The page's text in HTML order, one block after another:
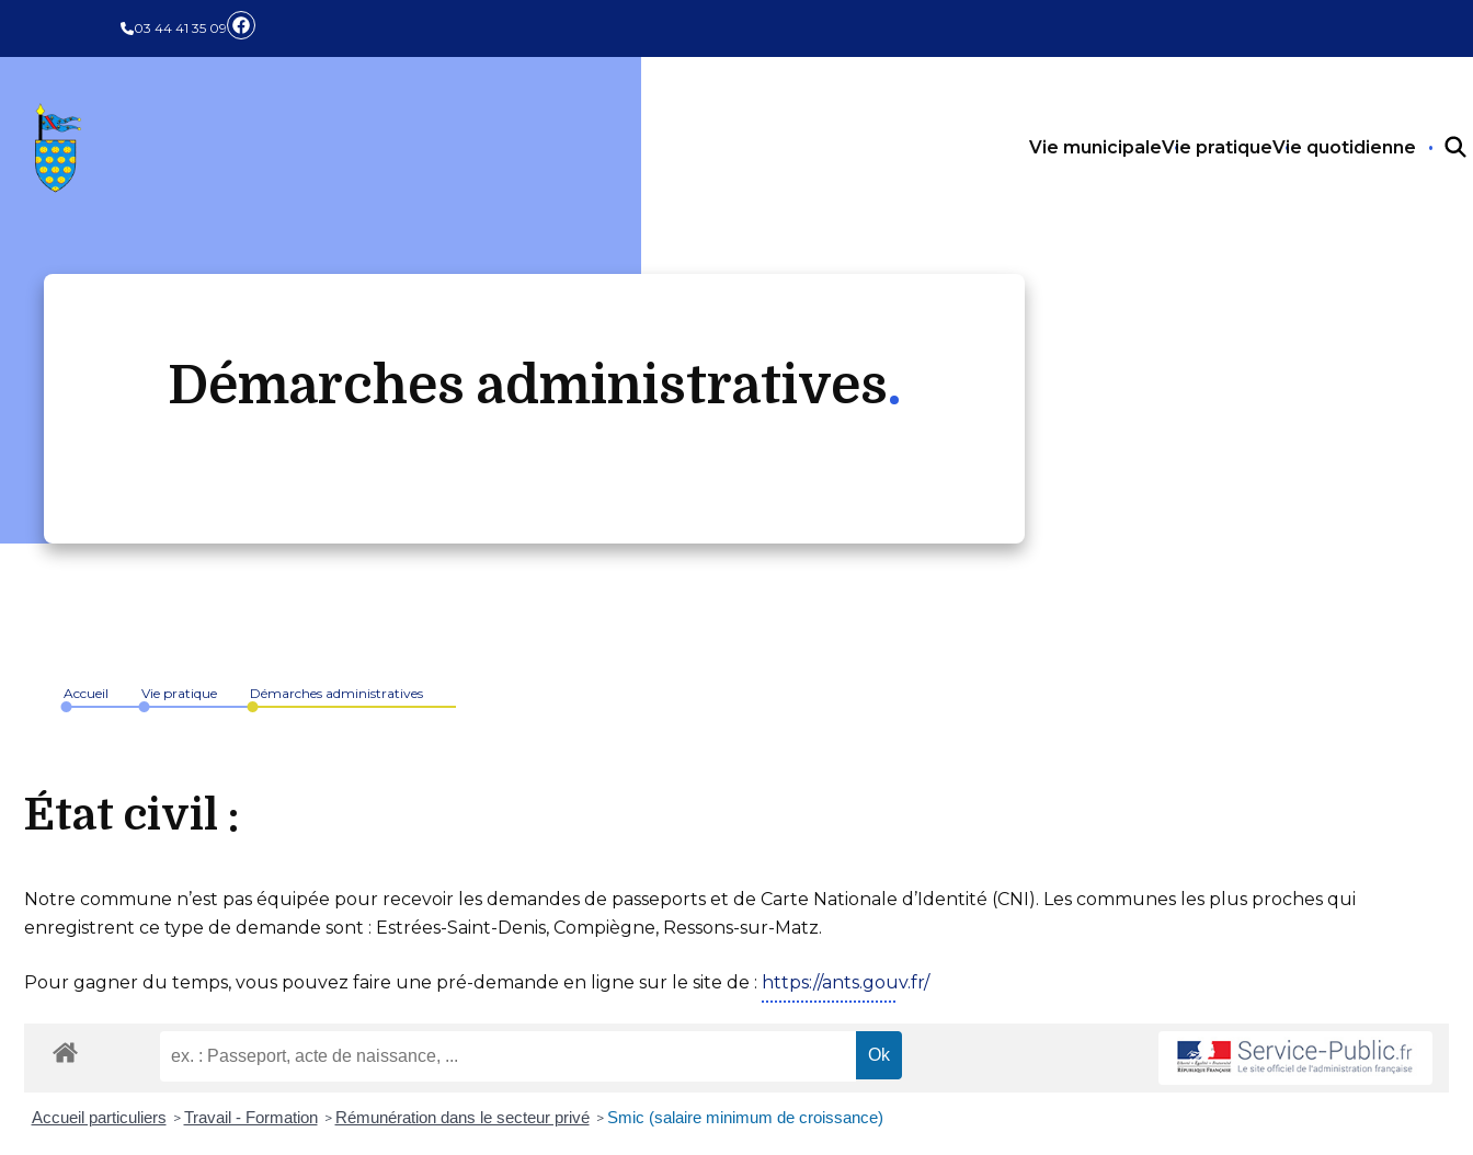
03 44 41 35 09
Vie municipaleVie pratiqueVie quotidienne
Démarches administratives
Accueil Vie pratique Démarches administratives
État civil :
Notre commune n’est pas équipée pour recevoir les demandes de passeports et de Carte Nationale d’Identité (CNI). Les communes les plus proches qui
enregistrent ce type de demande sont : Estrées-Saint-Denis, Compiègne, Ressons-sur-Matz.
Pour gagner du temps, vous pouvez faire une pré-demande en ligne sur le site de : https://ants.gouv.fr/
Accueil particuliers > Travail - Formation > Rémunération dans le secteur privé > Smic (salaire minimum de croissance)
Panneau de gestion des cookies